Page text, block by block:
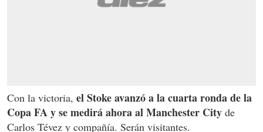
Con la victoria, el Stoke avanzó a la cuarta ronda de la
Copa FA y se medirá ahora al Manchester City de
Carlos Tévez y compañía. Serán visitantes.